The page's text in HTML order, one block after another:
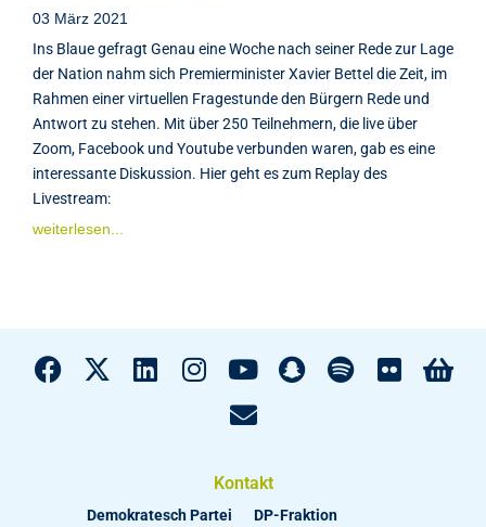
03 März 2021
Ins Blaue gefragt Genau eine Woche nach seiner Rede zur Lage
der Nation nahm sich Premierminister Xavier Bettel die Zeit, im
Rahmen einer virtuellen Fragestunde den Bürgern Rede und
Antwort zu stehen. Mit über 250 Teilnehmern, die live über
Zoom, Facebook und Youtube verbunden waren, gab es eine
interessante Diskussion. Hier geht es zum Replay des
Livestream:
weiterlesen...
Kontakt
Demokratesch Partei DP-Fraktion